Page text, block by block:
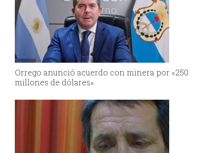
Orrego anunció acuerdo con minera por «250
millones de dólares»